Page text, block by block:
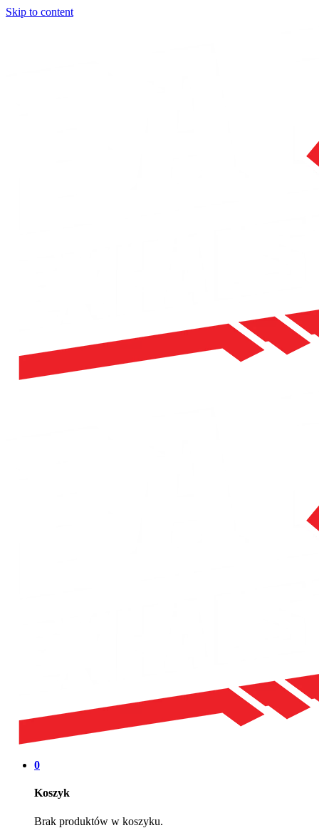
Skip to content
0
Koszyk
Brak produktów w koszyku.